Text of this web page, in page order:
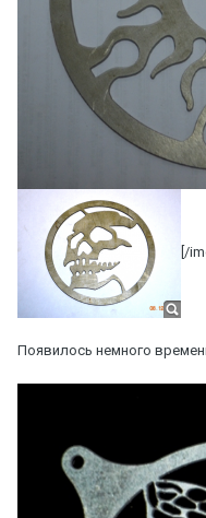
[/
Появилось немного